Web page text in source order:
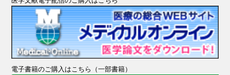
電子書籍のご購入はこちら（一部書籍）